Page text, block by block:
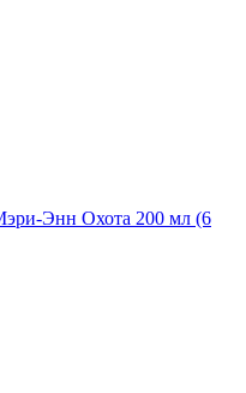
Энн Охота 200 мл (6